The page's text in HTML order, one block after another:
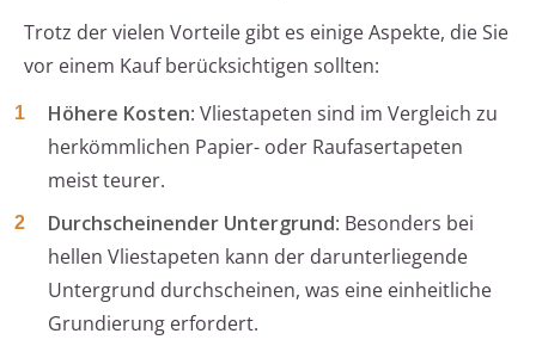
Trotz der vielen Vorteile gibt es einige Aspekte, die Sie
vor einem Kauf berücksichtigen sollten:
Höhere Kosten: Vliestapeten sind im Vergleich zu
herkömmlichen Papier- oder Raufasertapeten
meist teurer.
Durchscheinender Untergrund: Besonders bei
hellen Vliestapeten kann der darunterliegende
Untergrund durchscheinen, was eine einheitliche
Grundierung erfordert.